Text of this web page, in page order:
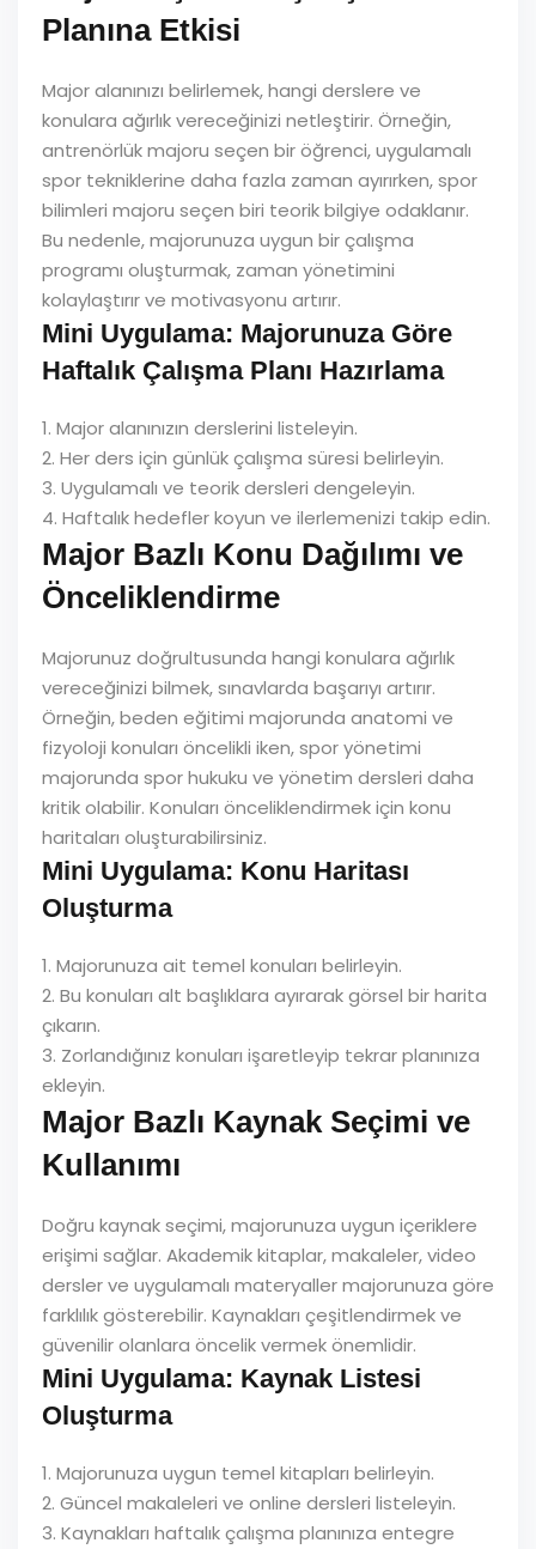
Planına Etkisi
Major alanınızı belirlemek, hangi derslere ve
konulara ağırlık vereceğinizi netleştirir. Örneğin,
antrenörlük majoru seçen bir öğrenci, uygulamalı
spor tekniklerine daha fazla zaman ayırırken, spor
bilimleri majoru seçen biri teorik bilgiye odaklanır.
Bu nedenle, majorunuza uygun bir çalışma
programı oluşturmak, zaman yönetimini
kolaylaştırır ve motivasyonu artırır.
Mini Uygulama: Majorunuza Göre
Haftalık Çalışma Planı Hazırlama
1. Major alanınızın derslerini listeleyin.
2. Her ders için günlük çalışma süresi belirleyin.
3. Uygulamalı ve teorik dersleri dengeleyin.
4. Haftalık hedefler koyun ve ilerlemenizi takip edin.
Major Bazlı Konu Dağılımı ve
Önceliklendirme
Majorunuz doğrultusunda hangi konulara ağırlık
vereceğinizi bilmek, sınavlarda başarıyı artırır.
Örneğin, beden eğitimi majorunda anatomi ve
fizyoloji konuları öncelikli iken, spor yönetimi
majorunda spor hukuku ve yönetim dersleri daha
kritik olabilir. Konuları önceliklendirmek için konu
haritaları oluşturabilirsiniz.
Mini Uygulama: Konu Haritası
Oluşturma
1. Majorunuza ait temel konuları belirleyin.
2. Bu konuları alt başlıklara ayırarak görsel bir harita
çıkarın.
3. Zorlandığınız konuları işaretleyip tekrar planınıza
ekleyin.
Major Bazlı Kaynak Seçimi ve
Kullanımı
Doğru kaynak seçimi, majorunuza uygun içeriklere
erişimi sağlar. Akademik kitaplar, makaleler, video
dersler ve uygulamalı materyaller majorunuza göre
farklılık gösterebilir. Kaynakları çeşitlendirmek ve
güvenilir olanlara öncelik vermek önemlidir.
Mini Uygulama: Kaynak Listesi
Oluşturma
1. Majorunuza uygun temel kitapları belirleyin.
2. Güncel makaleleri ve online dersleri listeleyin.
3. Kaynakları haftalık çalışma planınıza entegre